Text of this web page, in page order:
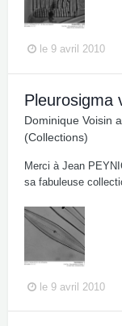
le 9 avril 2010
Pleurosigma
Dominique Voisin
(Collections)
Merci à Jean
sa fabuleuse
le 9 avril 2010